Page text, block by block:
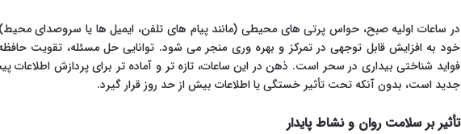
در ساعات اولیه صبح، حواس پرتی های محیطی (مانند پیام های تلفن، ایمیل ها یا سروصدای
خود به افزایش قابل توجهی در تمرکز و بهره وری منجر می شود. توانایی حل مسئله، تقویت
فواید شناختی بیداری در سحر است. ذهن در این ساعات، تازه تر و آماده تر برای پردازش اطلاعات
جدید است، بدون آنکه تحت تأثیر خستگی یا اطلاعات بیش از حد روز قرار گیرد.
تأثیر بر سلامت روان و نشاط پایدار